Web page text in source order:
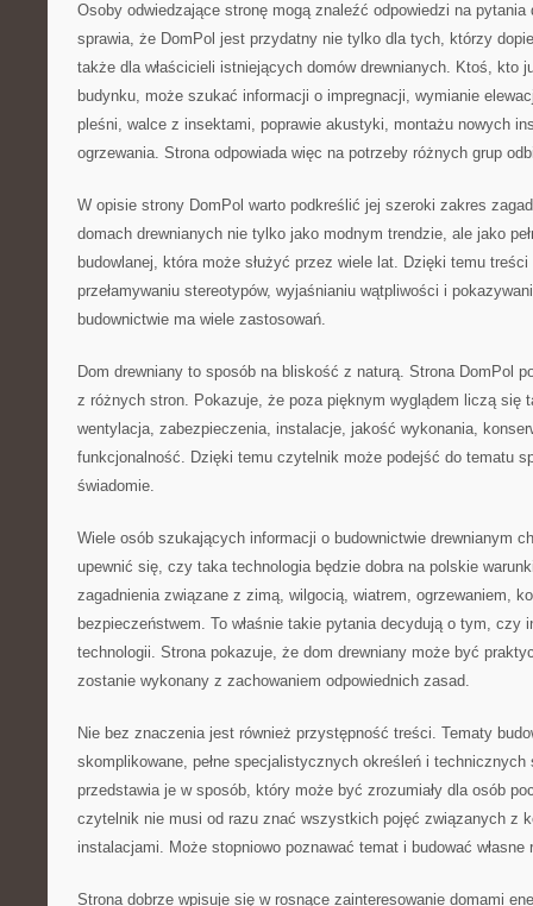
Osoby odwiedzające stronę mogą znaleźć odpowiedzi na
sprawia, że DomPol jest przydatny nie tylko dla tych, którzy
także dla właścicieli istniejących domów drewnianych. Ktoś, kto
budynku, może szukać informacji o impregnacji, wymianie
pleśni, walce z insektami, poprawie akustyki, montażu nowych
ogrzewania. Strona odpowiada więc na potrzeby różnych grup
W opisie strony DomPol warto podkreślić jej szeroki zakres
domach drewnianych nie tylko jako modnym trendzie, ale jako
budowlanej, która może służyć przez wiele lat. Dzięki temu
przełamywaniu stereotypów, wyjaśnianiu wątpliwości i
budownictwie ma wiele zastosowań.
Dom drewniany to sposób na bliskość z naturą. Strona DomPol
z różnych stron. Pokazuje, że poza pięknym wyglądem liczą się
wentylacja, zabezpieczenia, instalacje, jakość wykonania,
funkcjonalność. Dzięki temu czytelnik może podejść do tematu
świadomie.
Wiele osób szukających informacji o budownictwie drewnianym
upewnić się, czy taka technologia będzie dobra na polskie
zagadnienia związane z zimą, wilgocią, wiatrem, ogrzewaniem,
bezpieczeństwem. To właśnie takie pytania decydują o tym, czy
technologii. Strona pokazuje, że dom drewniany może być
zostanie wykonany z zachowaniem odpowiednich zasad.
Nie bez znaczenia jest również przystępność treści. Tematy
skomplikowane, pełne specjalistycznych określeń i technicznych
przedstawia je w sposób, który może być zrozumiały dla osób
czytelnik nie musi od razu znać wszystkich pojęć związanych z
instalacjami. Może stopniowo poznawać temat i budować własne
Strona dobrze wpisuje się w rosnące zainteresowanie domami